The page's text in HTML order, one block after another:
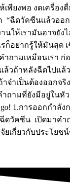
เพียงพอ งดเครื่อง
“ฉีดวัคซีนแล้วออก
ให้เรามันอาจยัง
ก็อยากรู้ให้มันสุด
ำถามเหมือนเรา
ล้วถ้าหลังฉีดไปแล้
ถ้าจำเป็นต้องออกจ
ถามที่ยังมีอยู่ในหัว
1.การออกกำลั
ดวัคซีน เปิดมาคำ
ยเกี่ยวกับประโยช